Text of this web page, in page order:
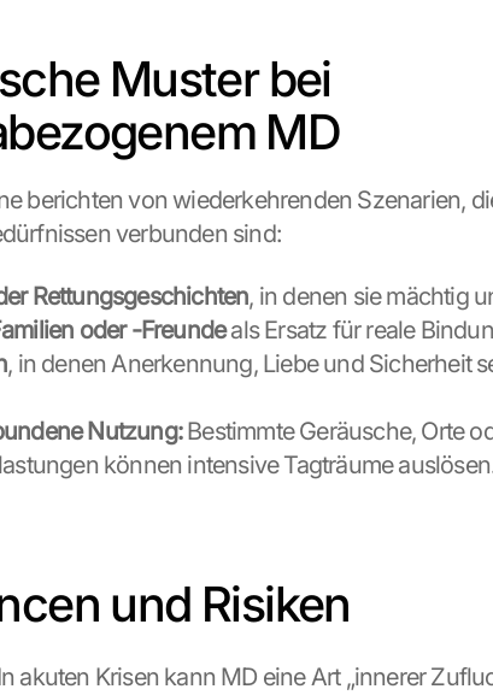
Muster bei
MD
berichten von wiederkehrenden Szenarien,
verbunden sind:
Rettungsgeschichten, in denen sie mächtig
oder -Freunde als Ersatz für reale
, in denen Anerkennung, Liebe und Sicherheit
Nutzung: Bestimmte Geräusche, Orte
können intensive Tagträume
und Risiken
akuten Krisen kann MD eine Art „innerer